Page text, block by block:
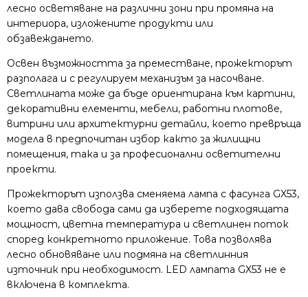
лесно осветяване на различни зони при промяна на
интериора, изложените продукти или
обзавеждането.
Освен възможността за преместване, прожекторът
разполага и с регулируем механизъм за насочване.
Светлината може да бъде ориентирана към картини,
декоративни елементи, мебели, работни плотове,
витрини или архитектурни детайли, което превръща
модела в предпочитан избор както за жилищни
помещения, така и за професионални осветителни
проекти.
Прожекторът използва сменяема лампа с фасунга GX53,
което дава свобода сами да изберете подходящата
мощност, цветна температура и светлинен поток
според конкретното приложение. Това позволява
лесно обновяване или подмяна на светлинния
източник при необходимост. LED лампата GX53 не е
включена в комплекта.